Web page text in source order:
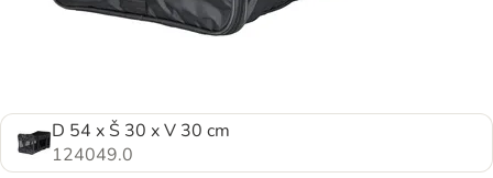
D 54 x Š 30 x V 30 cm
124049.0